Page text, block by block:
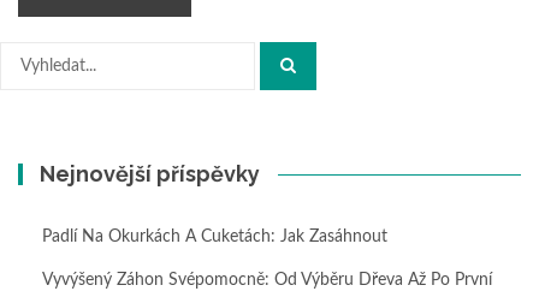
Hledat:
Nejnovější příspěvky
Padlí Na Okurkách A Cuketách: Jak Zasáhnout
Vyvýšený Záhon Svépomocně: Od Výběru Dřeva Až Po První